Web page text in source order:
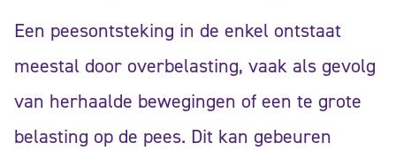
Een peesontsteking in de enkel ontstaat
meestal door overbelasting, vaak als gevolg
van herhaalde bewegingen of een te grote
belasting op de pees. Dit kan gebeuren